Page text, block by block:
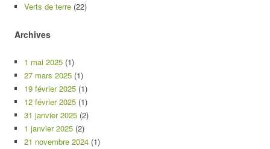
Verts de terre (22)
Archives
1 mai 2025 (1)
27 mars 2025 (1)
19 février 2025 (1)
12 février 2025 (1)
31 janvier 2025 (2)
1 janvier 2025 (2)
21 novembre 2024 (1)